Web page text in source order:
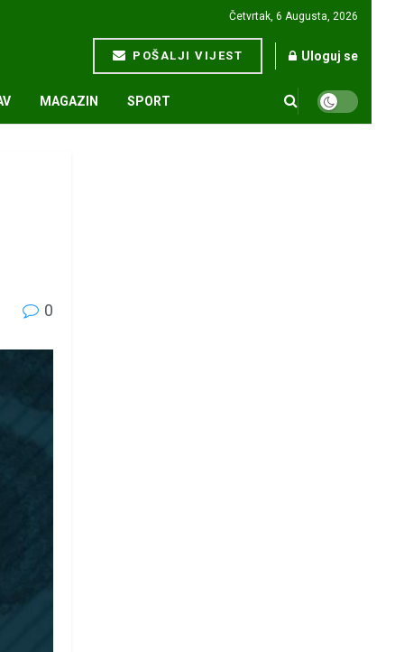
Četvrtak, 6 Augusta, 2026
POŠALJI VIJEST Uloguj se
MAGAZIN SPORT
0